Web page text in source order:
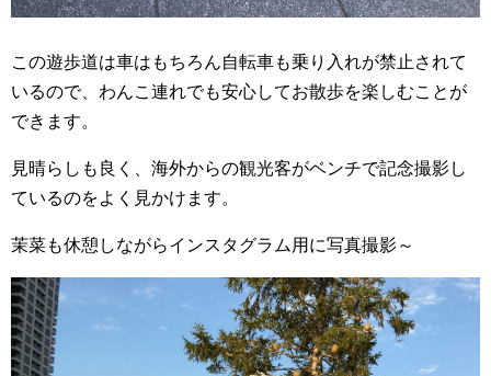
この遊歩道は車はもちろん自転車も乗り入れが禁止されて
いるので、わんこ連れでも安心してお散歩を楽しむことが
できます。
見晴らしも良く、海外からの観光客がベンチで記念撮影し
ているのをよく見かけます。
茉菜も休憩しながらインスタグラム用に写真撮影～